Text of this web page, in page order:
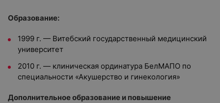
Образование:
1999 г. — Витебский государственный медицинский
университет
2010 г. — клиническая ординатура БелМАПО по
специальности «Акушерство и гинекология»
Дополнительное образование и повышение